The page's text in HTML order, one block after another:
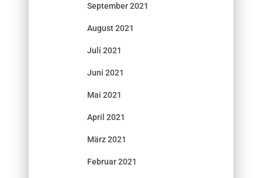
September 2021
August 2021
Juli 2021
Juni 2021
Mai 2021
April 2021
März 2021
Februar 2021